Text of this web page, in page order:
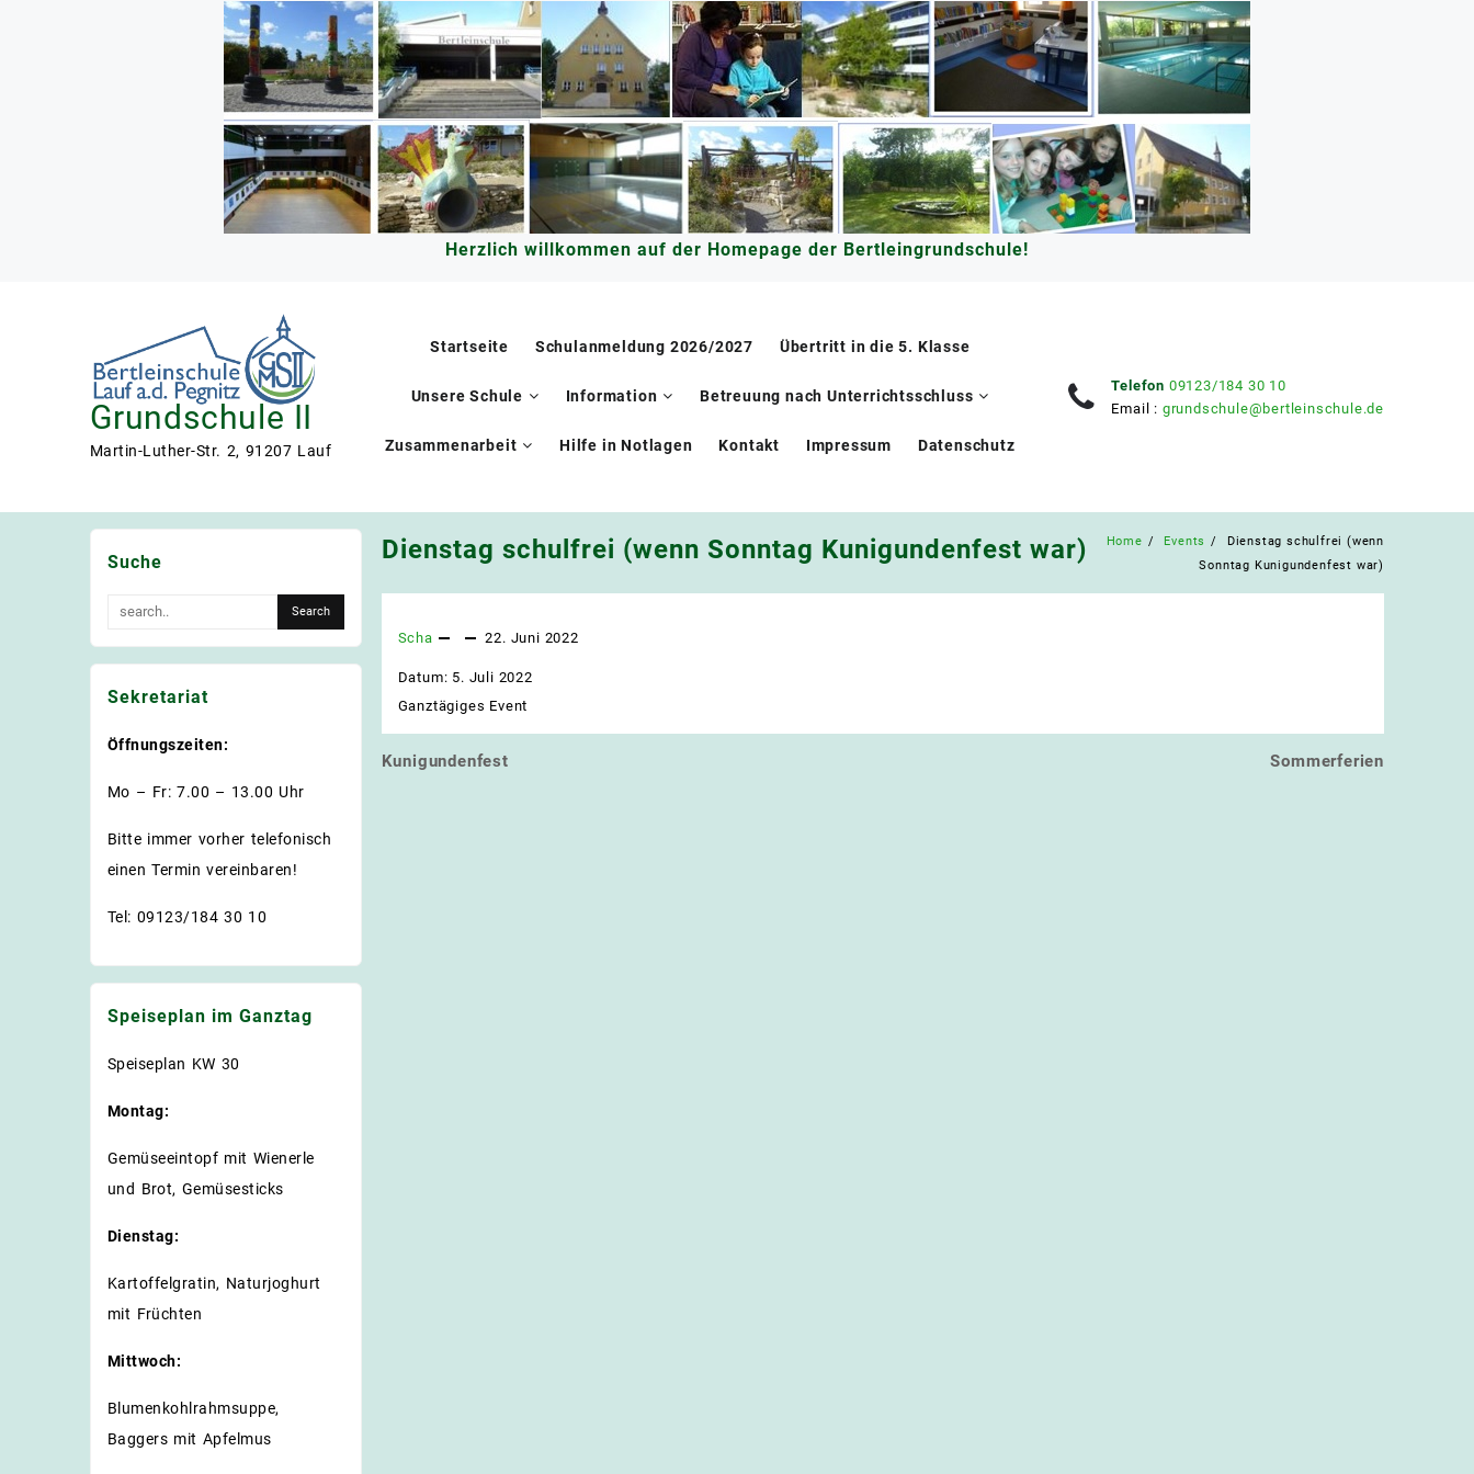
Herzlich willkommen auf der Homepage der Bertleingrundschule!
Grundschule II
Martin-Luther-Str. 2, 91207 Lauf
Startseite Schulanmeldung 2026/2027 Übertritt in die 5. Klasse
Unsere Schule Information Betreuung nach Unterrichtsschluss
Zusammenarbeit Hilfe in Notlagen Kontakt Impressum Datenschutz
Telefon 09123/184 30 10
Email : grundschule@bertleinschule.de
Dienstag schulfrei (wenn Sonntag Kunigundenfest war) Home Events
Dienstag schulfrei (wenn
Sonntag Kunigundenfest war)
Scha 22. Juni 2022
Datum: 5. Juli 2022
Ganztägiges Event
Beitragsnavigation
Kunigundenfest Sommerferien
Suche
Sekretariat
Öffnungszeiten:
Mo – Fr: 7.00 – 13.00 Uhr
Bitte immer vorher telefonisch
einen Termin vereinbaren!
Tel: 09123/184 30 10
Speiseplan im Ganztag
Speiseplan KW 30
Montag:
Gemüseeintopf mit Wienerle
und Brot, Gemüsesticks
Dienstag:
Kartoffelgratin, Naturjoghurt
mit Früchten
Mittwoch:
Blumenkohlrahmsuppe,
Baggers mit Apfelmus